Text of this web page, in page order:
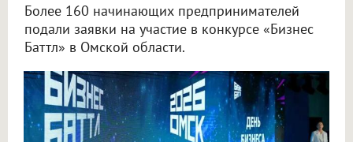
Более 160 начинающих предпринимателей
подали заявки на участие в конкурсе «Бизнес
Баттл» в Омской области.